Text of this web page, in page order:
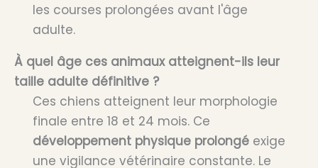
les courses prolongées avant l'âge
adulte.
À quel âge ces animaux atteignent-ils leur
taille adulte définitive ?
Ces chiens atteignent leur morphologie
finale entre 18 et 24 mois. Ce
développement physique prolongéexige
une vigilance vétérinaire constante. Le